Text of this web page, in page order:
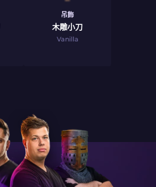
吊飾
木雕小刀
Vanilla